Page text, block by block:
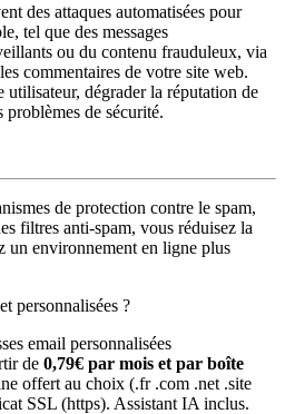
des attaques automatisées pour
tel que des messages
ou du contenu frauduleux, via
commentaires de votre site web.
utilisateur, dégrader la réputation de
de sécurité.
de protection contre le spam,
filtres anti-spam, vous réduisez la
un environnement en ligne plus
personnalisées ?
email personnalisées
de 0,79€ par mois et par boîte
offert au choix (.fr .com .net .site
SSL (https). Assistant IA inclus.